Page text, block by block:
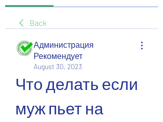
Back
Администрация
Рекомендует
August 30, 2023
Что делать если
муж пьет на